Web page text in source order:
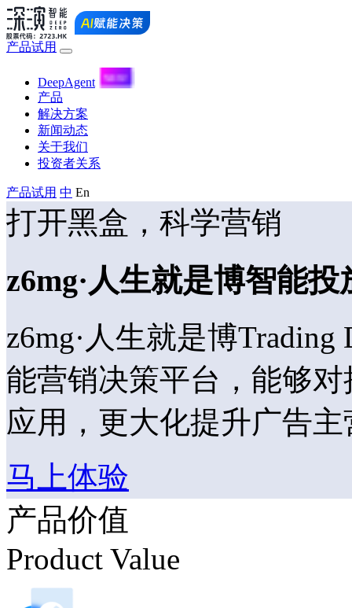
产品试用
DeepAgent
产品
解决方案
新闻动态
关于我们
投资者关系
产品试用 中 En
打开黑盒，科学营销
z6mg·人生就是博智能
z6mg·人生就是博
能营销决策平台，能够
应用，更大化提升广告
马上体验
产品价值
Product Value